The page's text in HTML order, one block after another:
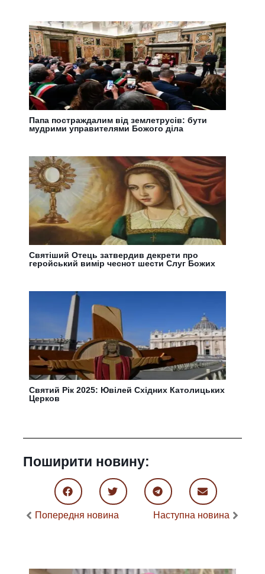
Папа постраждалим від землетрусів: бути
мудрими управителями Божого діла
Святіший Отець затвердив декрети про
геройський вимір чеснот шести Слуг Божих
Святий Рік 2025: Ювілей Східних Католицьких
Церков
Поширити новину:
Попередня новина Наступна новина